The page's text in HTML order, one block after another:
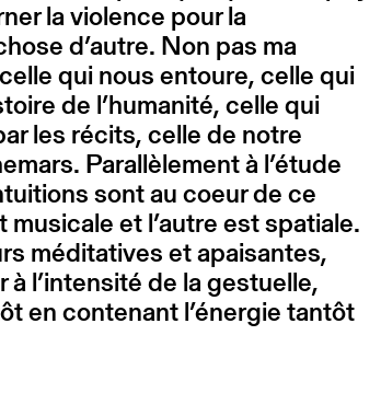
la violence pour la
d’autre. Non pas ma
qui nous entoure, celle qui
de l’humanité, celle qui
les récits, celle de notre
Parallèlement à l’étude
sont au coeur de ce
musicale et l’autre est spatiale.
méditatives et apaisantes,
l’intensité de la gestuelle,
en contenant l’énergie tantôt